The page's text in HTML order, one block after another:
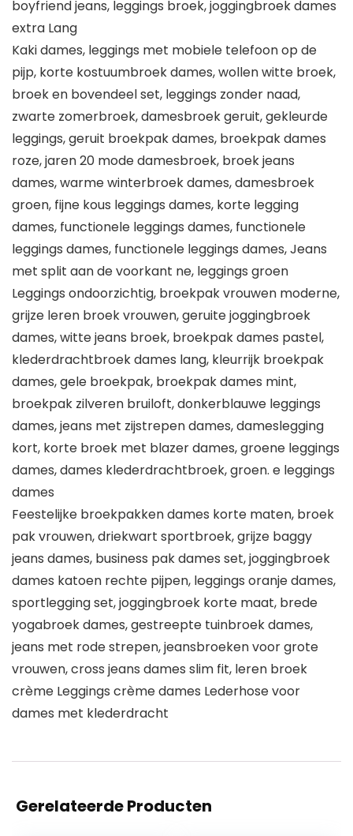
boyfriend jeans, leggings broek, joggingbroek dames
extra Lang
Kaki dames, leggings met mobiele telefoon op de
pijp, korte kostuumbroek dames, wollen witte broek,
broek en bovendeel set, leggings zonder naad,
zwarte zomerbroek, damesbroek geruit, gekleurde
leggings, geruit broekpak dames, broekpak dames
roze, jaren 20 mode damesbroek, broek jeans
dames, warme winterbroek dames, damesbroek
groen, fijne kous leggings dames, korte legging
dames, functionele leggings dames, functionele
leggings dames, functionele leggings dames, Jeans
met split aan de voorkant ne, leggings groen
Leggings ondoorzichtig, broekpak vrouwen moderne,
grijze leren broek vrouwen, geruite joggingbroek
dames, witte jeans broek, broekpak dames pastel,
klederdrachtbroek dames lang, kleurrijk broekpak
dames, gele broekpak, broekpak dames mint,
broekpak zilveren bruiloft, donkerblauwe leggings
dames, jeans met zijstrepen dames, dameslegging
kort, korte broek met blazer dames, groene leggings
dames, dames klederdrachtbroek, groen. e leggings
dames
Feestelijke broekpakken dames korte maten, broek
pak vrouwen, driekwart sportbroek, grijze baggy
jeans dames, business pak dames set, joggingbroek
dames katoen rechte pijpen, leggings oranje dames,
sportlegging set, joggingbroek korte maat, brede
yogabroek dames, gestreepte tuinbroek dames,
jeans met rode strepen, jeansbroeken voor grote
vrouwen, cross jeans dames slim fit, leren broek
crème Leggings crème dames Lederhose voor
dames met klederdracht
Gerelateerde Producten